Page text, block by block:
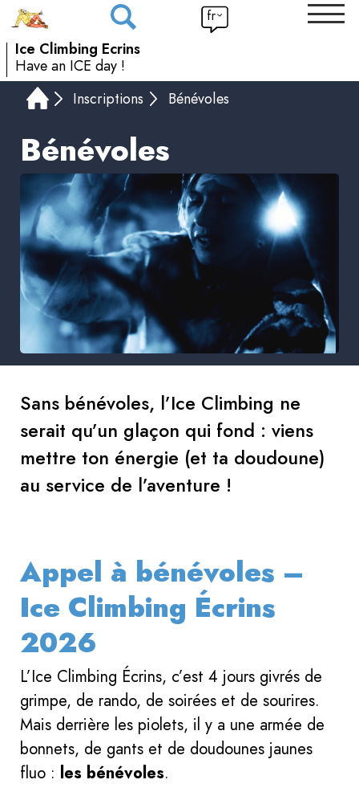
Ice Climbing Ecrins
Have an ICE day !
fr
Inscriptions Bénévoles
Bénévoles
Sans bénévoles, l’Ice Climbing ne
serait qu’un glaçon qui fond : viens
mettre ton énergie (et ta doudoune)
au service de l’aventure !
Appel à bénévoles –
Ice Climbing Écrins
2026
L’Ice Climbing Écrins, c’est 4 jours givrés de
grimpe, de rando, de soirées et de sourires.
Mais derrière les piolets, il y a une armée de
bonnets, de gants et de doudounes jaunes
fluo : les bénévoles.